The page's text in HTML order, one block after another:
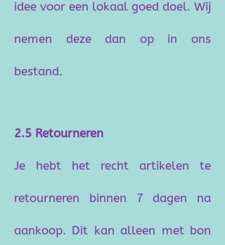
idee voor een lokaal goed doel. Wij
nemen deze dan op in ons
bestand.
2.5 Retourneren
Je hebt het recht artikelen te
retourneren binnen 7 dagen na
aankoop. Dit kan alleen met bon